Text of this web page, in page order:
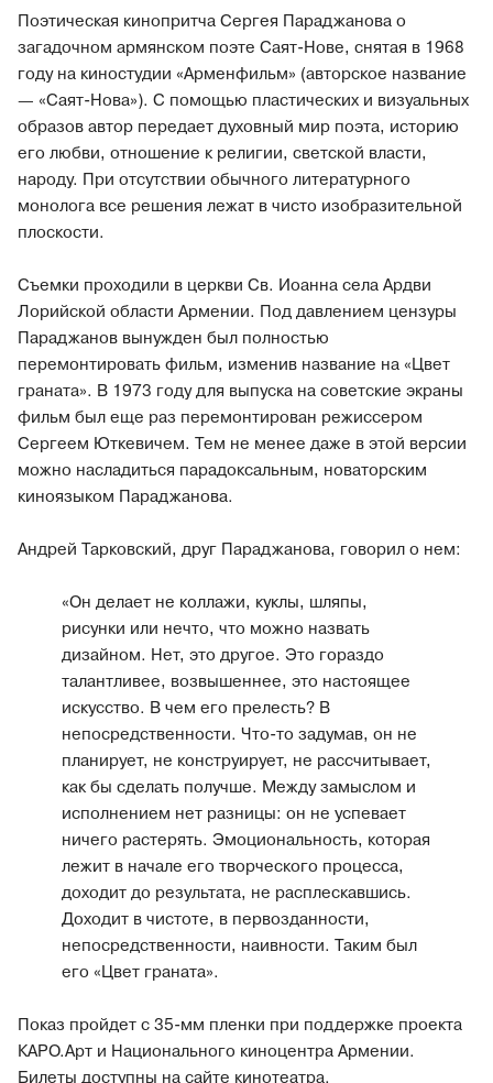
Поэтическая кинопритча Сергея Параджанова о
загадочном армянском поэте Саят-Нове, снятая в 1968
году на киностудии «Арменфильм» (авторское название
— «Саят-Нова»). С помощью пластических и визуальных
образов автор передает духовный мир поэта, историю
его любви, отношение к религии, светской власти,
народу. При отсутствии обычного литературного
монолога все решения лежат в чисто изобразительной
плоскости.
Съемки проходили в церкви Св. Иоанна села Ардви
Лорийской области Армении. Под давлением цензуры
Параджанов вынужден был полностью
перемонтировать фильм, изменив название на «Цвет
граната». В 1973 году для выпуска на советские экраны
фильм был еще раз перемонтирован режиссером
Сергеем Юткевичем. Тем не менее даже в этой версии
можно насладиться парадоксальным, новаторским
киноязыком Параджанова.
Андрей Тарковский, друг Параджанова, говорил о нем:
«Он делает не коллажи, куклы, шляпы,
рисунки или нечто, что можно назвать
дизайном. Нет, это другое. Это гораздо
талантливее, возвышеннее, это настоящее
искусство. В чем его прелесть? В
непосредственности. Что-то задумав, он не
планирует, не конструирует, не рассчитывает,
как бы сделать получше. Между замыслом и
исполнением нет разницы: он не успевает
ничего растерять. Эмоциональность, которая
лежит в начале его творческого процесса,
доходит до результата, не расплескавшись.
Доходит в чистоте, в первозданности,
непосредственности, наивности. Таким был
его «Цвет граната».
Показ пройдет с 35-мм пленки при поддержке проекта
КАРО.Арт и Национального киноцентра Армении.
Билеты доступны на сайте кинотеатра.